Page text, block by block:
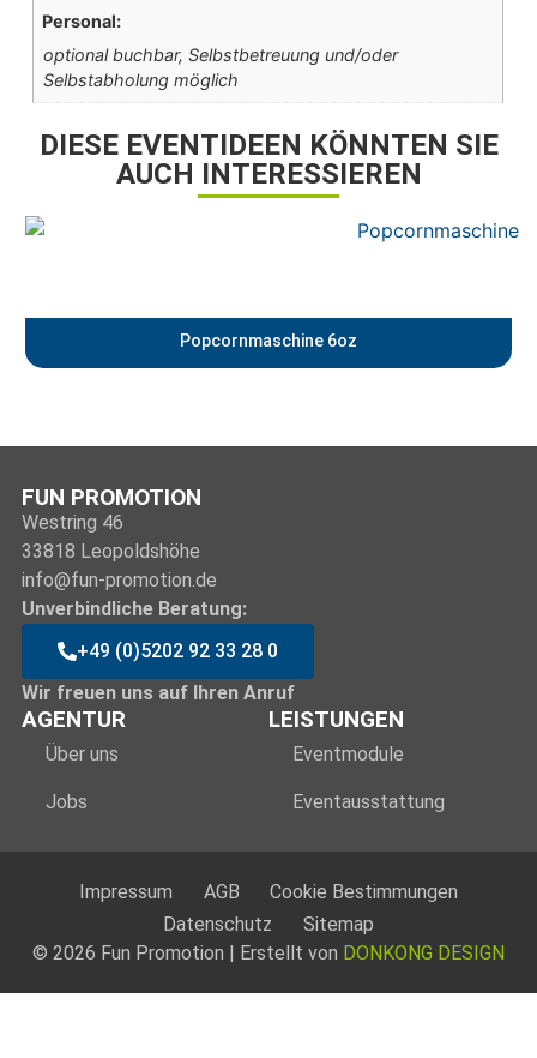
Personal:
optional buchbar, Selbstbetreuung und/oder
Selbstabholung möglich
DIESE EVENTIDEEN KÖNNTEN SIE
AUCH INTERESSIEREN
Popcornmaschine 6oz
FUN PROMOTION
Westring 46
33818 Leopoldshöhe
info@fun-promotion.de
Unverbindliche Beratung:
+49 (0)5202 92 33 28 0
Wir freuen uns auf Ihren Anruf
AGENTUR
Über uns
Jobs
LEISTUNGEN
Eventmodule
Eventausstattung
© 2026 Fun Promotion | Erstellt von DONKONG DESIGN
Impressum AGB
Cookie Bestimmungen
Datenschutz
Sitemap